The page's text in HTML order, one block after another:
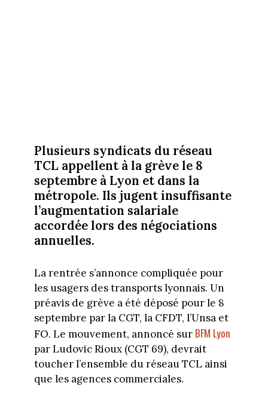
Plusieurs syndicats du réseau
TCL appellent à la grève le 8
septembre à Lyon et dans la
métropole. Ils jugent insuffisante
l’augmentation salariale
accordée lors des négociations
annuelles.
La rentrée s’annonce compliquée pour
les usagers des transports lyonnais. Un
préavis de grève a été déposé pour le 8
septembre par la CGT, la CFDT, l’Unsa et
FO. Le mouvement, annoncé sur BFM Lyon
par Ludovic Rioux (CGT 69), devrait
toucher l’ensemble du réseau TCL ainsi
que les agences commerciales.